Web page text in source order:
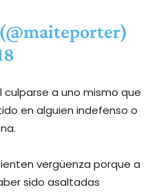
a uno mismo que
en alguien indefenso o
vergüenza porque a
sido asaltadas